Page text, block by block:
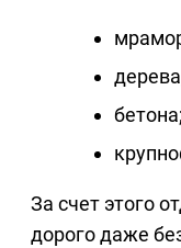
бетона;
За счет этого
дорого даже